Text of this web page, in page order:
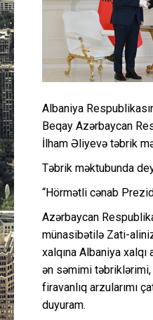
Albaniya
Beqay Azərbaycan
İlham Əliyevə təbrik
Təbrik məktubunda
“Hörmətli cənab
Azərbaycan
münasibətilə Zati-
xalqına Albaniya xalqı
ən səmimi
firavanlıq arzularımı
duyuram.